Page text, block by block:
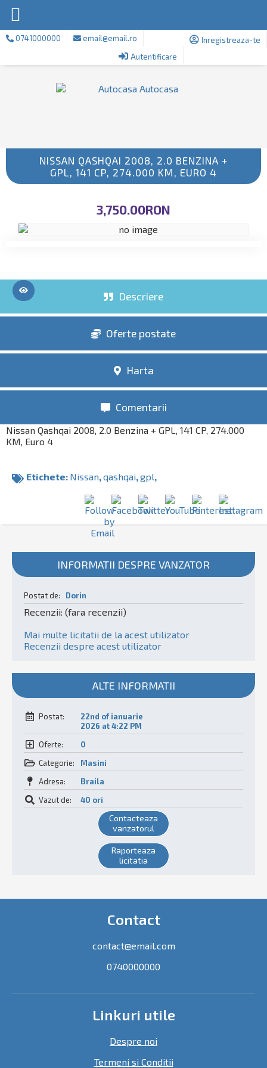
0741000000 email@email.ro
Inregistreaza-te
Autentificare
NISSAN QASHQAI 2008, 2.0 BENZINA +
GPL, 141 CP, 274.000 KM, EURO 4
3,750.00RON
Descriere
Oferte postate
Harta
Comentarii
Nissan Qashqai 2008, 2.0 Benzina + GPL, 141 CP, 274.000
KM, Euro 4
Etichete: Nissan,qashqai,gpl,
INFORMATII DESPRE VANZATOR
Postat de: Dorin
Recenzii: (fara recenzii)
Mai multe licitatii de la acest utilizator
Recenzii despre acest utilizator
ALTE INFORMATII
Postat:
22nd of ianuarie
2026 at 4:22 PM
Oferte:
0
Categorie:
Masini
Adresa:
Braila
Vazut de:
40 ori
Contacteaza
vanzatorul
Raporteaza
licitatia
Contact
contact@email.com
0740000000
Linkuri utile
Despre noi
Termeni si Conditii